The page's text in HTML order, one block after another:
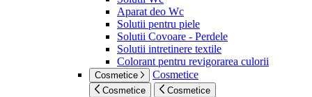
Aparat deo Wc
Solutii pentru piele
Solutii Covoare - Perdele
Solutii intretinere textile
Colorant pentru revigorarea culorii
Cosmetice Cosmetice
Cosmetice Cosmetice